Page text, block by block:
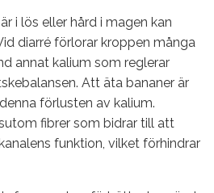
i lös eller hård i magen kan
diarré förlorar kroppen många
annat kalium som reglerar
Att äta bananer är
förlusten av kalium.
fibrer som bidrar till att
funktion, vilket förhindrar